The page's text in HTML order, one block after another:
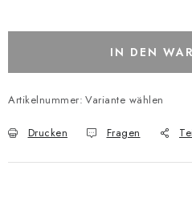
IN DEN
Artikelnummer: Variante wählen
Drucken Fragen